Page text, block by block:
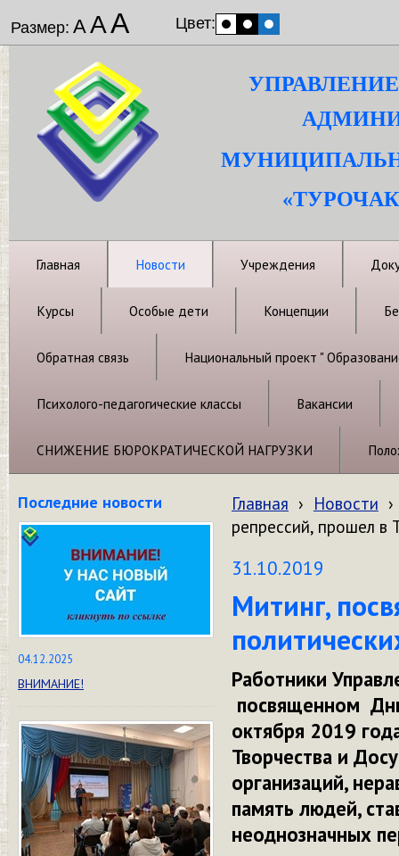
Размер: ААА Цвет:
Главная Новости Учреждения
Курсы Особые дети Концепции
Обратная связь Национальный проект "
Психолого-педагогические классы Вакансии
СНИЖЕНИЕ БЮРОКРАТИЧЕСКОЙ НАГРУЗКИ
Последние новости
04.12.2025
ВНИМАНИЕ!
Главная › Новости ›
репрессий, прошел в
31.10.2019
Митинг,
Работники
посвященном
октября 2019
Творчества и
организаций,
память людей,
неоднозначных